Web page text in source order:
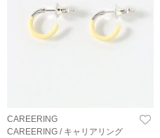
CAREERING
CAREERING / キャリアリング